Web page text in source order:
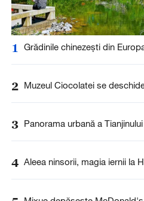
1 Grădinile chinezești din
2 Muzeul Ciocolatei se
3 Panorama urbană a Tianjinului
4 Aleea ninsorii, magia iernii la